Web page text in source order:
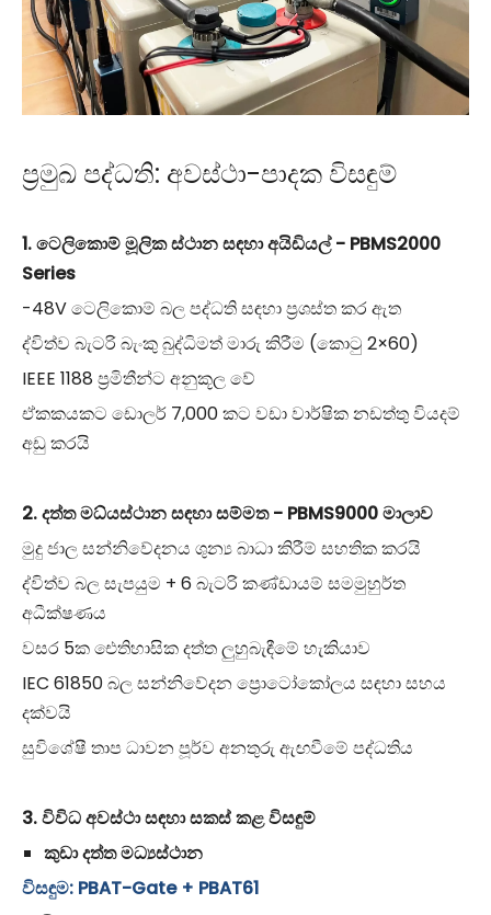
ප්‍රමුඛ පද්ධති: අවස්ථා-පාදක විසඳුම්
1. ටෙලිකොම් මූලික ස්ථාන සඳහා අයිඩියල් - PBMS2000
Series
-48V ටෙලිකොම් බල පද්ධති සඳහා ප්‍රශස්ත කර ඇත
ද්විත්ව බැටරි බැංකු බුද්ධිමත් මාරු කිරීම (කොටු 2×60)
IEEE 1188 ප්‍රමිතීන්ට අනුකූල වේ
ඒකකයකට ඩොලර් 7,000 කට වඩා වාර්ෂික නඩත්තු වියදම්
අඩු කරයි
2. දත්ත මධ්යස්ථාන සඳහා සම්මත - PBMS9000 මාලාව
මුදු ජාල සන්නිවේදනය ශුන්‍ය බාධා කිරීම් සහතික කරයි
ද්විත්ව බල සැපයුම + 6 බැටරි කණ්ඩායම් සමමුහුර්ත
අධීක්ෂණය
වසර 5ක ඓතිහාසික දත්ත ලුහුබැඳීමේ හැකියාව
IEC 61850 බල සන්නිවේදන ප්‍රොටෝකෝලය සඳහා සහය
දක්වයි
සුවිශේෂී තාප ධාවන පූර්ව අනතුරු ඇඟවීමේ පද්ධතිය
3. විවිධ අවස්ථා සඳහා සකස් කළ විසඳුම්
කුඩා දත්ත මධ්‍යස්ථාන
විසඳුම: PBAT-Gate + PBAT61